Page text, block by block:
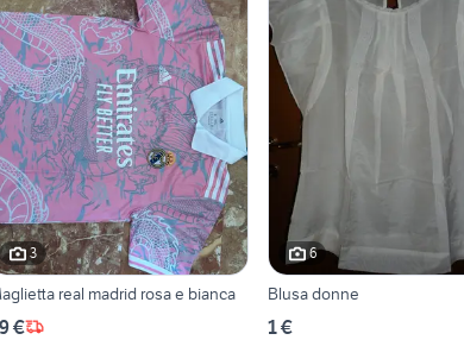
3
real madrid rosa e bianca
€
6
Blusa donne
1 €